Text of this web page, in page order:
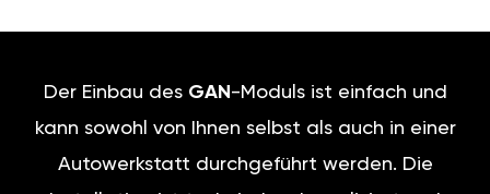
Der Einbau des GAN -Moduls ist einfach und
kann sowohl von Ihnen selbst als auch in einer
Autowerkstatt durchgeführt werden. Die